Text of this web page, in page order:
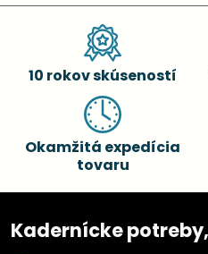
10 rokov skúseností
Okamžitá expedícia
tovaru
Kadernícke